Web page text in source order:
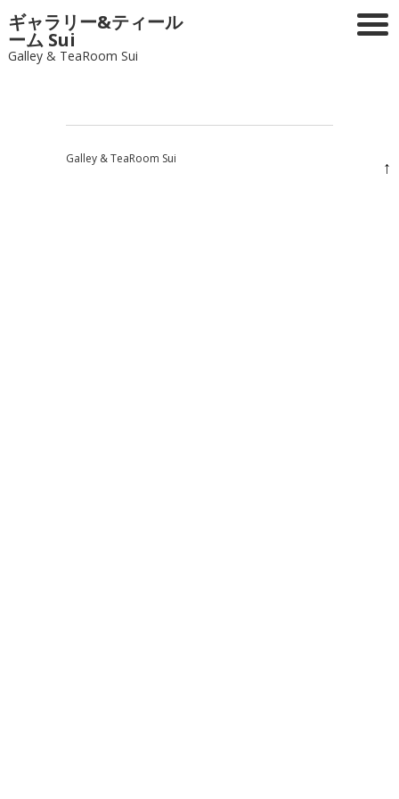
ギャラリー&ティール
ーム Sui
Galley & TeaRoom Sui
Galley & TeaRoom Sui ↑